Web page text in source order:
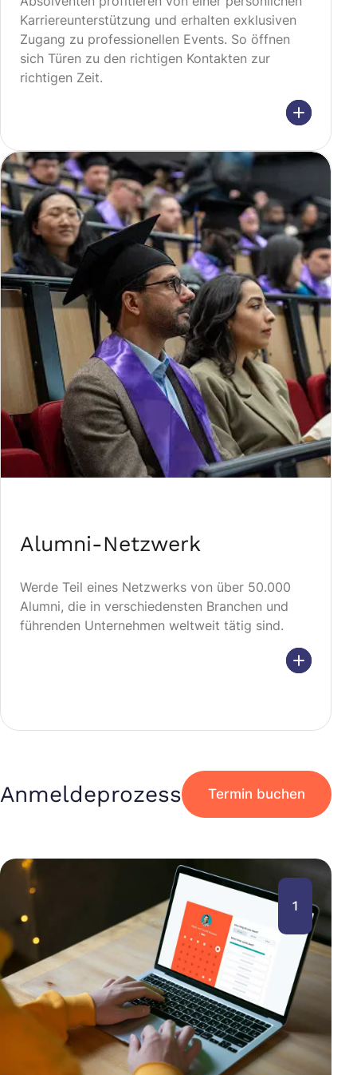
Karriereunterstützung und erhalten exklusiven
Zugang zu professionellen Events. So öffnen
sich Türen zu den richtigen Kontakten zur
richtigen Zeit.
Alumni-Netzwerk
Werde Teil eines Netzwerks von über 50.000
Alumni, die in verschiedensten Branchen und
führenden Unternehmen weltweit tätig sind.
Anmeldeprozess Termin buchen
1